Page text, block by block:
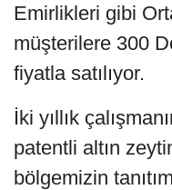
Emirlikleri gibi
müşterilere 300
fiyatla satılıyor.
İki yıllık
patentli altın
bölgemizin